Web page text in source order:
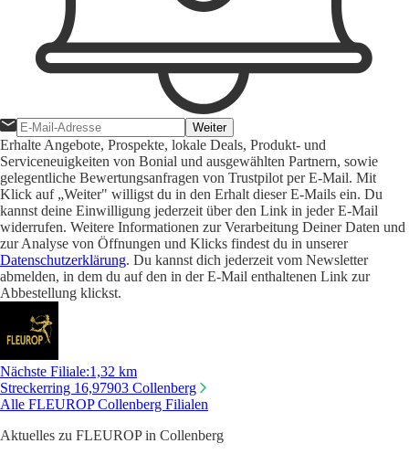
Weiter
Erhalte Angebote, Prospekte, lokale Deals, Produkt- und
Serviceneuigkeiten von Bonial und ausgewählten Partnern, sowie
gelegentliche Bewertungsanfragen von Trustpilot per E-Mail. Mit
Klick auf „Weiter" willigst du in den Erhalt dieser E-Mails ein. Du
kannst deine Einwilligung jederzeit über den Link in jeder E-Mail
widerrufen. Weitere Informationen zur Verarbeitung Deiner Daten und
zur Analyse von Öffnungen und Klicks findest du in unserer
Datenschutzerklärung. Du kannst dich jederzeit vom Newsletter
abmelden, in dem du auf den in der E-Mail enthaltenen Link zur
Abbestellung klickst.
Nächste Filiale:1,32 km
Streckerring 16,97903 Collenberg
Alle FLEUROP Collenberg Filialen
Aktuelles zu FLEUROP in Collenberg